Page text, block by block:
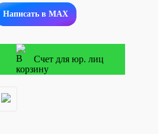
Написать в MAX
Счет для юр. лиц